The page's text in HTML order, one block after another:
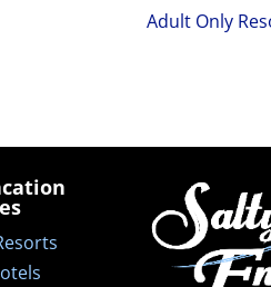
Adult Only